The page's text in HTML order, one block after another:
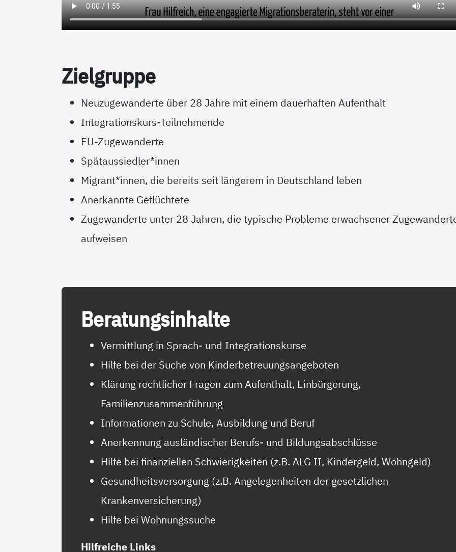
Ziel­grup­pe
Neuzugewanderte über 28 Jahre mit einem dauerhaften Aufenthalt
Integrationskurs-Teilnehmende
EU-Zugewanderte
Spätaussiedler*innen
Migrant*innen, die bereits seit längerem in Deutschland leben
Anerkannte Geflüchtete
Zugewanderte unter 28 Jahren, die typische Probleme erwachsener
aufweisen
Be­ra­tungs­in­hal­te
Vermittlung in Sprach- und Integrationskurse
Hilfe bei der Suche von Kinderbetreuungsangeboten
Klärung rechtlicher Fragen zum Aufenthalt, Einbürgerung,
Familienzusammenführung
Informationen zu Schule, Ausbildung und Beruf
Anerkennung ausländischer Berufs- und Bildungsabschlüsse
Hilfe bei finanziellen Schwierigkeiten (z.B. ALG II, Kindergeld, Wohngeld)
Gesundheitsversorgung (z.B. Angelegenheiten der gesetzlichen
Krankenversicherung)
Hilfe bei Wohnungssuche
Hilfreiche Links